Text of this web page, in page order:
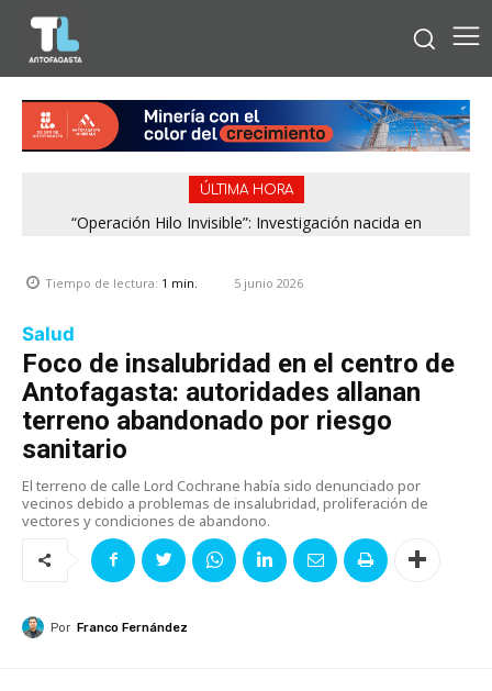
ÚLTIMA HORA
“Operación Hilo Invisible”: Investigación nacida en
Tiempo de lectura: 1 min. 5 junio 2026
Salud
Foco de insalubridad en el centro de
Antofagasta: autoridades allanan
terreno abandonado por riesgo
sanitario
El terreno de calle Lord Cochrane había sido denunciado por
vecinos debido a problemas de insalubridad, proliferación de
vectores y condiciones de abandono.
Por Franco Fernández